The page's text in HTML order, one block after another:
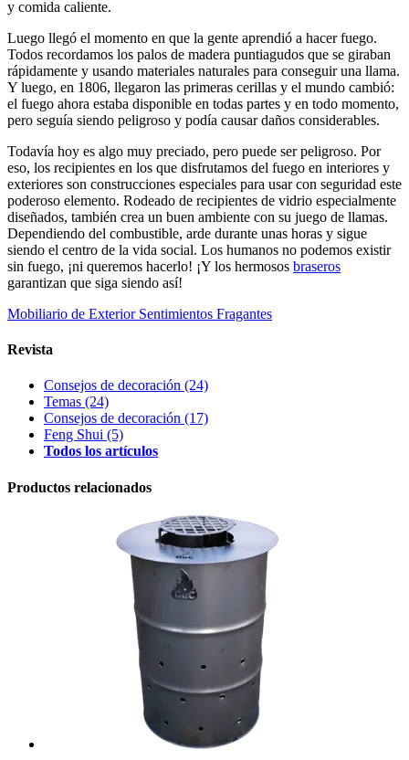
y comida caliente.
Luego llegó el momento en que la gente aprendió a hacer fuego.
Todos recordamos los palos de madera puntiagudos que se giraban
rápidamente y usando materiales naturales para conseguir una llama.
Y luego, en 1806, llegaron las primeras cerillas y el mundo cambió:
el fuego ahora estaba disponible en todas partes y en todo momento,
pero seguía siendo peligroso y podía causar daños considerables.
Todavía hoy es algo muy preciado, pero puede ser peligroso. Por
eso, los recipientes en los que disfrutamos del fuego en interiores y
exteriores son construcciones especiales para usar con seguridad este
poderoso elemento. Rodeado de recipientes de vidrio especialmente
diseñados, también crea un buen ambiente con su juego de llamas.
Dependiendo del combustible, arde durante unas horas y sigue
siendo el centro de la vida social. Los humanos no podemos existir
sin fuego, ¡ni queremos hacerlo! ¡Y los hermosos braseros
garantizan que siga siendo así!
Mobiliario de Exterior Sentimientos Fragantes
Revista
Consejos de decoración (24)
Temas (24)
Consejos de decoración (17)
Feng Shui (5)
Todos los artículos
Productos relacionados